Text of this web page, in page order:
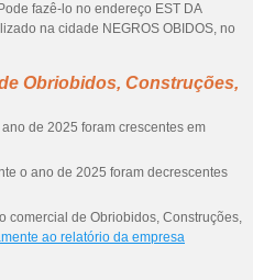
fazê-lo no endereço EST DA
na cidade NEGROS OBIDOS, no
Obriobidos, Construções,
de 2025 foram crescentes em
o ano de 2025 foram decrescentes
comercial de Obriobidos, Construções,
ao relatório da empresa